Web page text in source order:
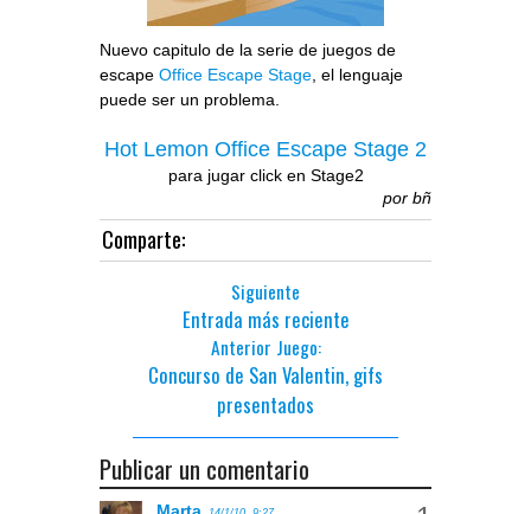
Nuevo capitulo de la serie de juegos de
escape Office Escape Stage, el lenguaje
puede ser un problema.
Hot Lemon Office Escape Stage 2
para jugar click en Stage2
por bñ
Comparte:
Siguiente
Entrada más reciente
Anterior Juego:
Concurso de San Valentin, gifs
presentados
Publicar un comentario